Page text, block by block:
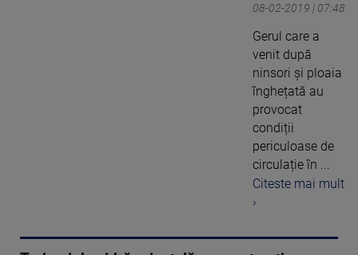
08-02-2019 | 07:48
Gerul care a
venit după
ninsori şi ploaia
înghețată au
provocat
condiții
periculoase de
circulație în ...
Citeste mai mult
›